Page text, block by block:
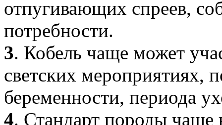
отпугивающих спреев,
потребности.
3. Кобель чаще может
светских мероприятиях,
беременности, периода
4. Стандарт породы чаще